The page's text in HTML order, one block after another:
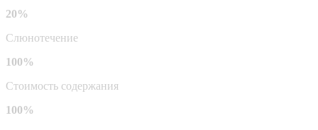
20%
Слюнотечение
100%
Стоимость содержания
100%